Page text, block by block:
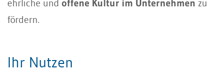
ehrliche und offene Kultur im Unternehmen zu
fördern.
Ihr Nutzen